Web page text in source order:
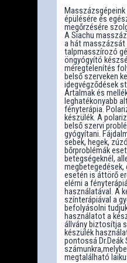
épülésére és
megőrzésére
A Siachu
a hát masszázsát
talpmasszírozó
öngyógyító
méregtelenítés
belső szerveken
idegvégződések
Ártalmak és
leghatékonyabb
fényterápia.
készülék. A
belső szervi
gyógyítani.
sebek, hegek,
bőrproblémák
betegségeknél,
esetén is áttörő
elérni a
használatával. A
színterápiával a
befolyásolni
használatot a
állvány biztosítja
készülék
pontossá Dr.Deák
megtalálható